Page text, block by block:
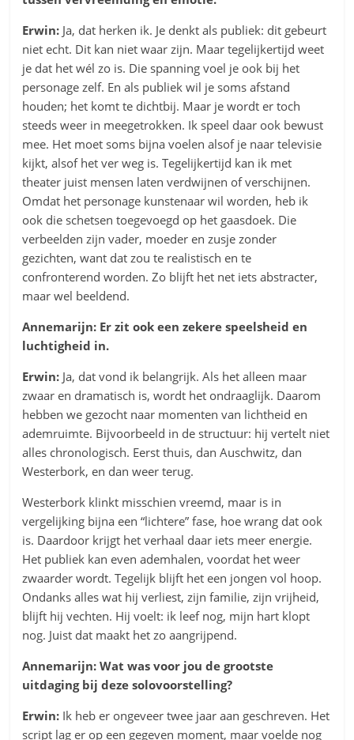
Erwin: Ja, dat herken ik. Je denkt als publiek: dit gebeurt
niet echt. Dit kan niet waar zijn. Maar tegelijkertijd weet
je dat het wél zo is. Die spanning voel je ook bij het
personage zelf. En als publiek wil je soms afstand
houden; het komt te dichtbij. Maar je wordt er toch
steeds weer in meegetrokken. Ik speel daar ook bewust
mee. Het moet soms bijna voelen alsof je naar televisie
kijkt, alsof het ver weg is. Tegelijkertijd kan ik met
theater juist mensen laten verdwijnen of verschijnen.
Omdat het personage kunstenaar wil worden, heb ik
ook die schetsen toegevoegd op het gaasdoek. Die
verbeelden zijn vader, moeder en zusje zonder
gezichten, want dat zou te realistisch en te
confronterend worden. Zo blijft het net iets abstracter,
maar wel beeldend.
Annemarijn: Er zit ook een zekere speelsheid en
luchtigheid in.
Erwin: Ja, dat vond ik belangrijk. Als het alleen maar
zwaar en dramatisch is, wordt het ondraaglijk. Daarom
hebben we gezocht naar momenten van lichtheid en
ademruimte. Bijvoorbeeld in de structuur: hij vertelt niet
alles chronologisch. Eerst thuis, dan Auschwitz, dan
Westerbork, en dan weer terug.
Westerbork klinkt misschien vreemd, maar is in
vergelijking bijna een “lichtere” fase, hoe wrang dat ook
is. Daardoor krijgt het verhaal daar iets meer energie.
Het publiek kan even ademhalen, voordat het weer
zwaarder wordt. Tegelijk blijft het een jongen vol hoop.
Ondanks alles wat hij verliest, zijn familie, zijn vrijheid,
blijft hij vechten. Hij voelt: ik leef nog, mijn hart klopt
nog. Juist dat maakt het zo aangrijpend.
Annemarijn: Wat was voor jou de grootste
uitdaging bij deze solovoorstelling?
Erwin: Ik heb er ongeveer twee jaar aan geschreven. Het
script lag er op een gegeven moment, maar voelde nog